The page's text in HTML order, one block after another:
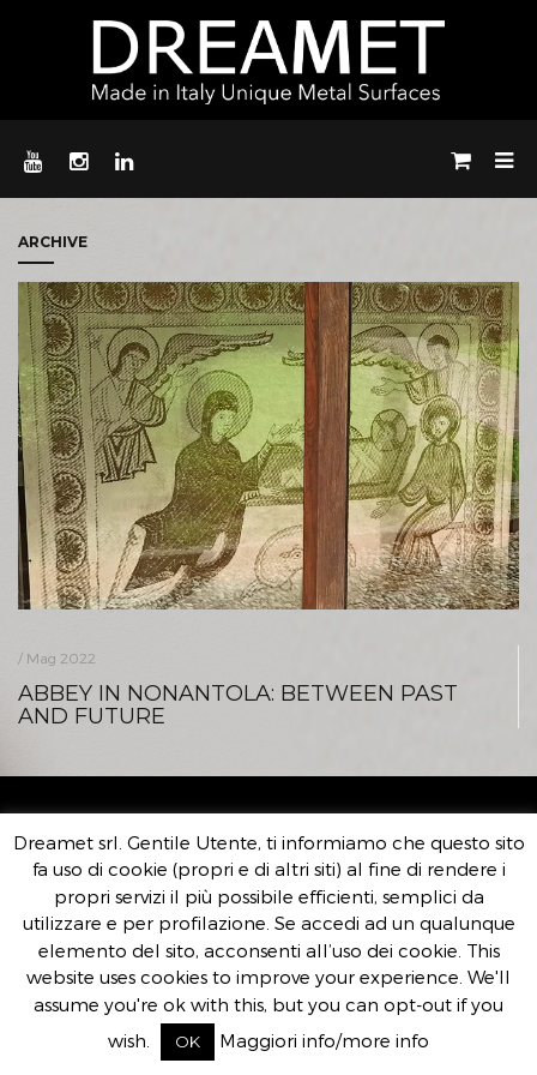
ARCHIVE
/ Mag 2022
ABBEY IN NONANTOLA: BETWEEN PAST
AND FUTURE
DREAMET SRL
Sede Legale e Operativa:
Via Livingstone 13 – Modena 41123
C.F./Partita IVA 03851250369
Capitale sociale i.v. 50.000 Euro
Dreamet srl. Gentile Utente, ti informiamo che questo sito
fa uso di cookie (propri e di altri siti) al fine di rendere i
propri servizi il più possibile efficienti, semplici da
utilizzare e per profilazione. Se accedi ad un qualunque
elemento del sito, acconsenti all’uso dei cookie. This
website uses cookies to improve your experience. We'll
assume you're ok with this, but you can opt-out if you
wish.
OK Maggiori info/more info